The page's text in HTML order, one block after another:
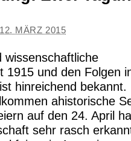
12. MÄRZ 2015
wissenschaftliche
1915 und den Folgen
hinreichend bekannt.
ahistorische
auf den 24. April
sehr rasch